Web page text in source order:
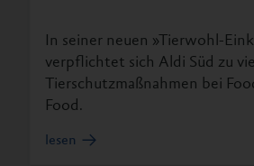
In seiner neuen »Tierwohl-
verpflichtet sich Aldi Süd zu
Tierschutzmaßnahmen bei
Food.
lesen